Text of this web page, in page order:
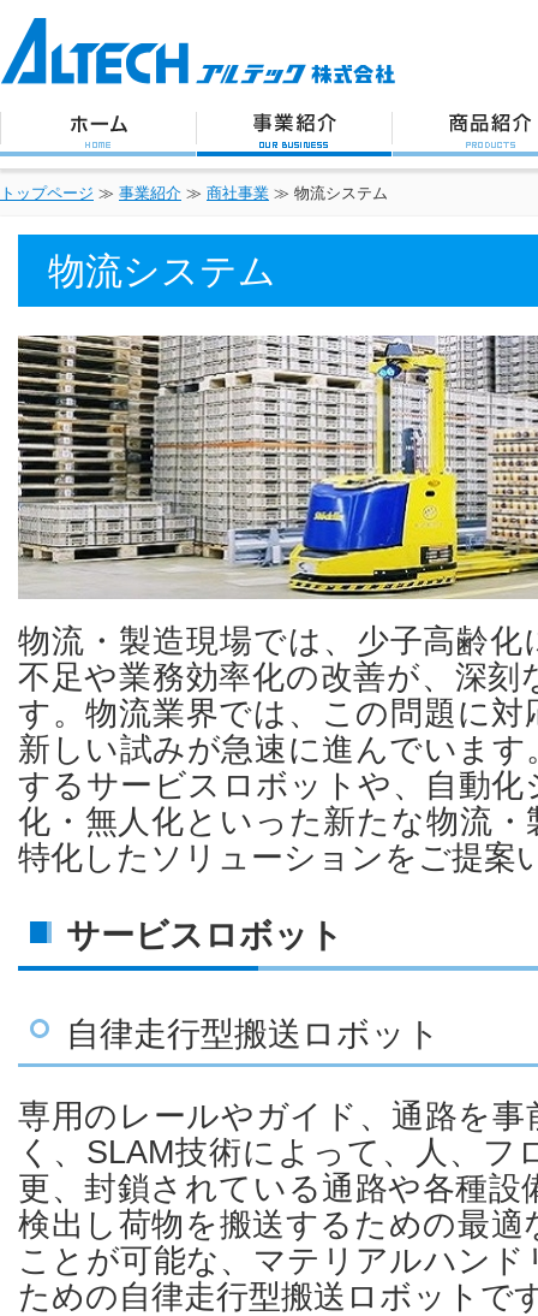
トップページ ≫ 事業紹介 ≫ 商社事業 ≫ 物流システム
物流システム
物流・製造現場では、少子高齢
不足や業務効率化の改善が、深
す。物流業界では、この問題に
新しい試みが急速に進んでいま
するサービスロボットや、自動
化・無人化といった新たな物流
特化したソリューションをご提案
サービスロボット
自律走行型搬送ロボット
専用のレールやガイド、通路を
く、SLAM技術によって、人、フ
更、封鎖されている通路や各種
検出し荷物を搬送するための最
ことが可能な、マテリアルハン
ための自律走行型搬送ロボットで